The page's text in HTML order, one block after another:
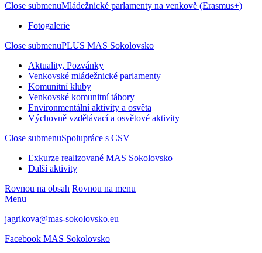
Close submenuMládežnické parlamenty na venkově (Erasmus+)
Fotogalerie
Close submenuPLUS MAS Sokolovsko
Aktuality, Pozvánky
Venkovské mládežnické parlamenty
Komunitní kluby
Venkovské komunitní tábory
Environmentální aktivity a osvěta
Výchovně vzdělávací a osvětové aktivity
Close submenuSpolupráce s CSV
Exkurze realizované MAS Sokolovsko
Další aktivity
Rovnou na obsah Rovnou na menu
Menu
jagrikova@mas-sokolovsko.eu
Facebook MAS Sokolovsko